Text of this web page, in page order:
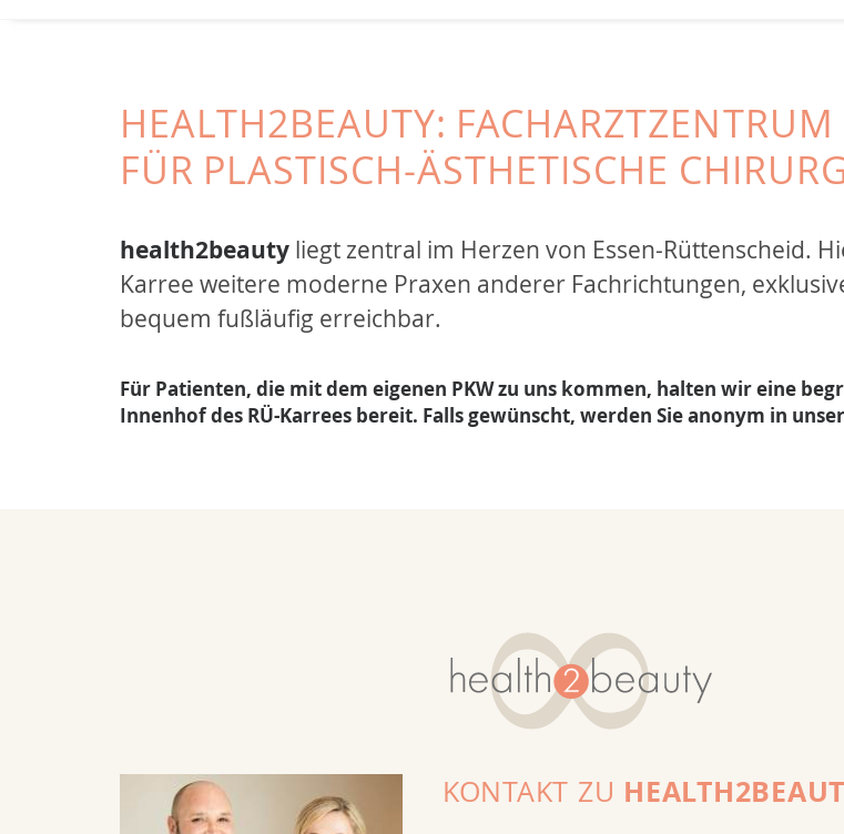
HEALTH2BEAUTY: FACHARZTZENTRUM
FÜR PLASTISCH-ÄSTHETISCHE
health2beauty liegt zentral im Herzen von Essen-Rüttenscheid.
Karree weitere moderne Praxen anderer Fachrichtungen,
bequem fußläufig erreichbar.
Für Patienten, die mit dem eigenen PKW zu uns kommen, halten wir eine
Innenhof des RÜ-Karrees bereit. Falls gewünscht, werden Sie anonym in
KONTAKT ZU